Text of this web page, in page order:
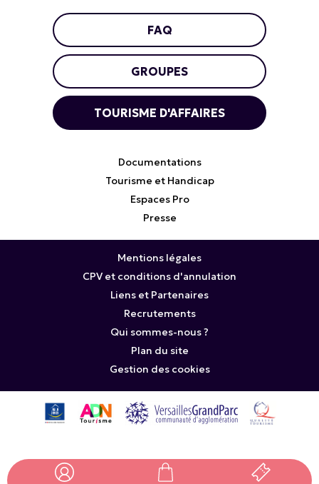
FAQ
GROUPES
TOURISME D'AFFAIRES
Documentations
Tourisme et Handicap
Espaces Pro
Presse
Mentions légales
CPV et conditions d'annulation
Liens et Partenaires
Recrutements
Qui sommes-nous ?
Plan du site
Gestion des cookies